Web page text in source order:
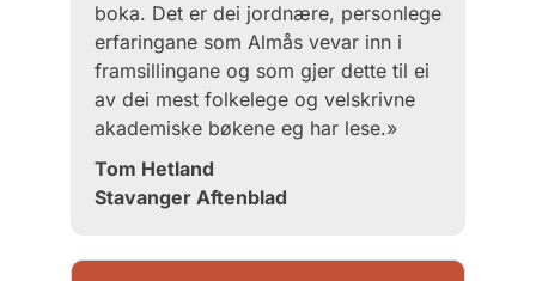
boka. Det er dei jordnære, personlege
erfaringane som Almås vevar inn i
framsillingane og som gjer dette til ei
av dei mest folkelege og velskrivne
akademiske bøkene eg har lese.»
Tom Hetland
Stavanger Aftenblad